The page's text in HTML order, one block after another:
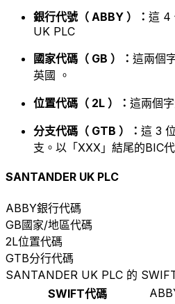
銀行代號（ ABBY ）： 這 4
UK PLC
國家代碼（ GB ）： 這兩個
英國 。
位置代碼（ 2L ）： 這兩個
分支代碼（ GTB ）： 這 3
支。以「XXX」結尾的BIC
SANTANDER UK PLC
ABBY銀行代碼
GB國家/地區代碼
2L位置代碼
GTB分行代碼
SANTANDER UK PLC 的
SWIFT代碼